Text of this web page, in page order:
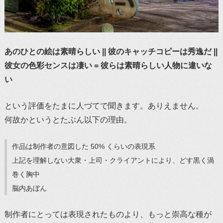
あのひとの絵は素晴らしい || 彼のキャッチコピーは秀逸だ ||
彼女の色彩センスは凄い = 彼らは素晴らしい人物に違いな
い
という評価をたまに人づてで聞きます。ありえません。
何故かというとたぶん以下の理由。
作品は制作者の意図した 50% くらいの表現系
上記を理解しない大衆・上司・クライアントにより、どす黒く渦
巻く胸中
脳内あぼん
制作者にとっては表現されたものより、もっと崇高な種が